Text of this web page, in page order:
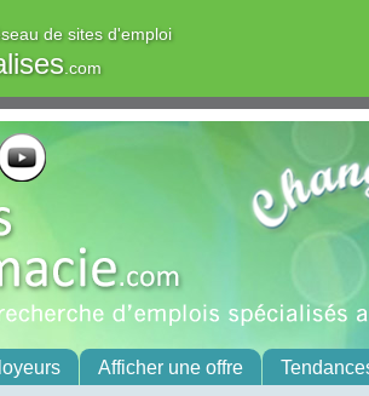
de sites d'emploi
.com
Afficher une offre